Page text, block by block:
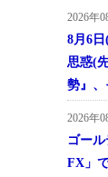
2026年
8月6
思惑(
勢』
2026年
ゴー
FX」